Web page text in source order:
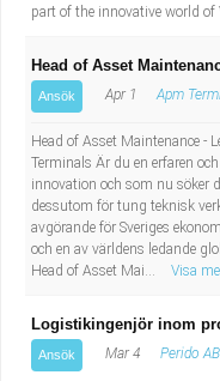
part of the innovative world
Head of Asset
Ansök Apr 1 Apm
Head of Asset Maintenance -
Terminals Är du en erfaren
innovation och som nu söker
dessutom för tung teknisk
avgörande för Sveriges
och en av världens ledande
Head of Asset Mai...
Visa
Logistikingenjör inom
Ansök Mar 4 Perido AB